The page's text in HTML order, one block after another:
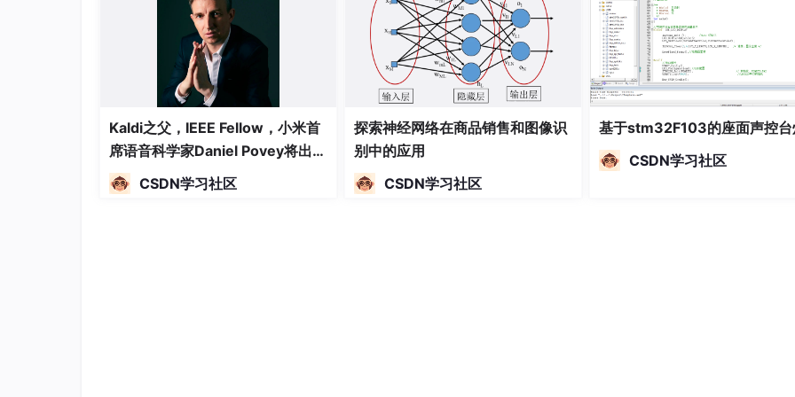
Kaldi之父，IEEE Fellow，小米首
席语音科学家Daniel Povey将出席
2024全球机器学习技术大会并发
表演讲！
CSDN学习社区
探索神经网络在商品销售和图像识
别中的应用
CSDN学习社区
基于stm32F103的座面声控台
CSDN学习社区